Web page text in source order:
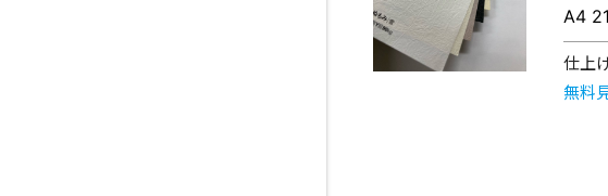
仕上
無料